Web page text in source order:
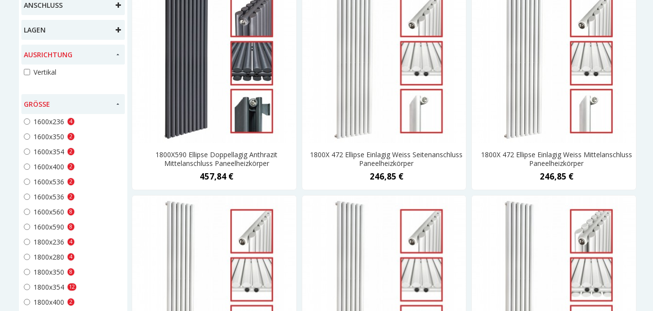
ANSCHLUSS
LAGEN
AUSRICHTUNG
Vertikal
GRÖSSE
1600x236
4
1600x350 2
1600x354 2
1600x400 2
1600x536 2
1600x536 2
1600x560 8
1600x590 8
1800x236 4
1800x280 4
1800x350 8
1800x354 12
1800x400 2
1800X590 Ellipse Doppellagig Anthrazit
Mittelanschluss Paneelheizkörper
457,84 €
1800X 472 Ellipse Einlagig Weiss Seitenanschluss
Paneelheizkörper
246,85 €
1800X 472 Ellipse Einlagig Weiss Mittelanschluss
Paneelheizkörper
246,85 €